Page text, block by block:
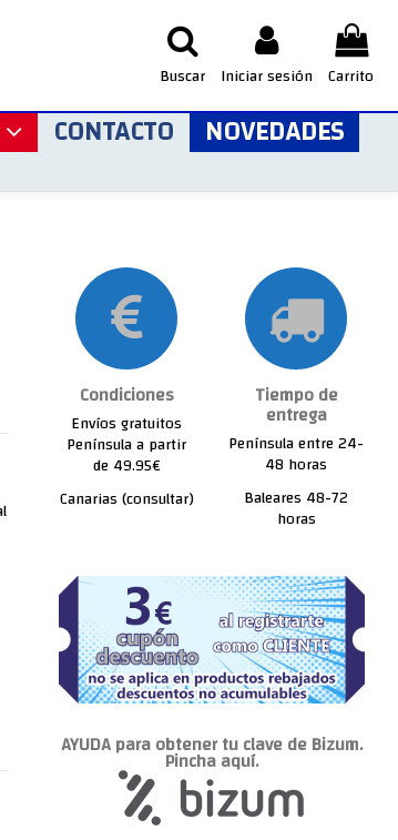
Buscar Iniciar sesión Carrito
CONTACTO NOVEDADES
Condiciones
Envíos gratuitos
Península a partir
de 49.95€
Canarias (consultar)
Tiempo de
entrega
Península entre 24-
48 horas
Baleares 48-72
horas
AYUDA para obtener tu clave de Bizum.
Pincha aquí.